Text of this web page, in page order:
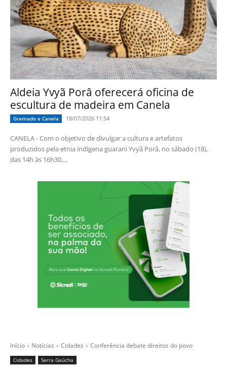
Aldeia Yvyã Porâ oferecerá oficina de
escultura de madeira em Canela
Gramado e Canela 18/07/2026 11:54
CANELA - Com o objetivo de divulgar a cultura e artefatos
produzidos pela etnia indígena guarani Yvyã Porâ, no sábado (18),
das 14h às 16h30,...